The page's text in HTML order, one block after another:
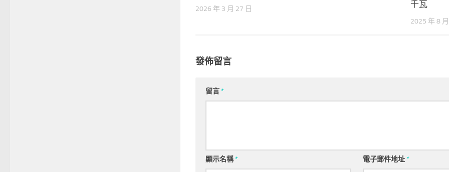
2026 年 3 月 27 日
千瓦
2025 年 8
發佈留言
留言*
顯示名稱* 電子郵件地址*